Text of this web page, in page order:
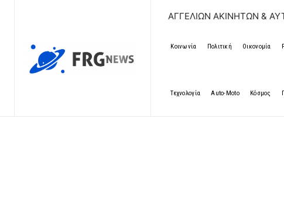
ΔΩΡΕΑΝ ΚΑΤΑΧΩΡΗΣΗ ΑΓΓΕΛΙΩΝ ΑΚΙΝΗΤΩΝ &
Κοινωνία Πολιτική Οικονομία
Τεχνολογία Auto-Moto Κόσμος